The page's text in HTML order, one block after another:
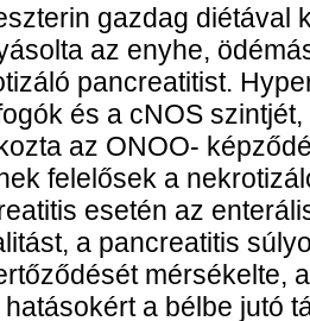
gazdag diétával
az enyhe,
pancreatitist.
és a cNOS
az ONOO-
felelősek a
esetén az
a pancreatitis
mérsékelte,
hatásokért a bélbe jutó